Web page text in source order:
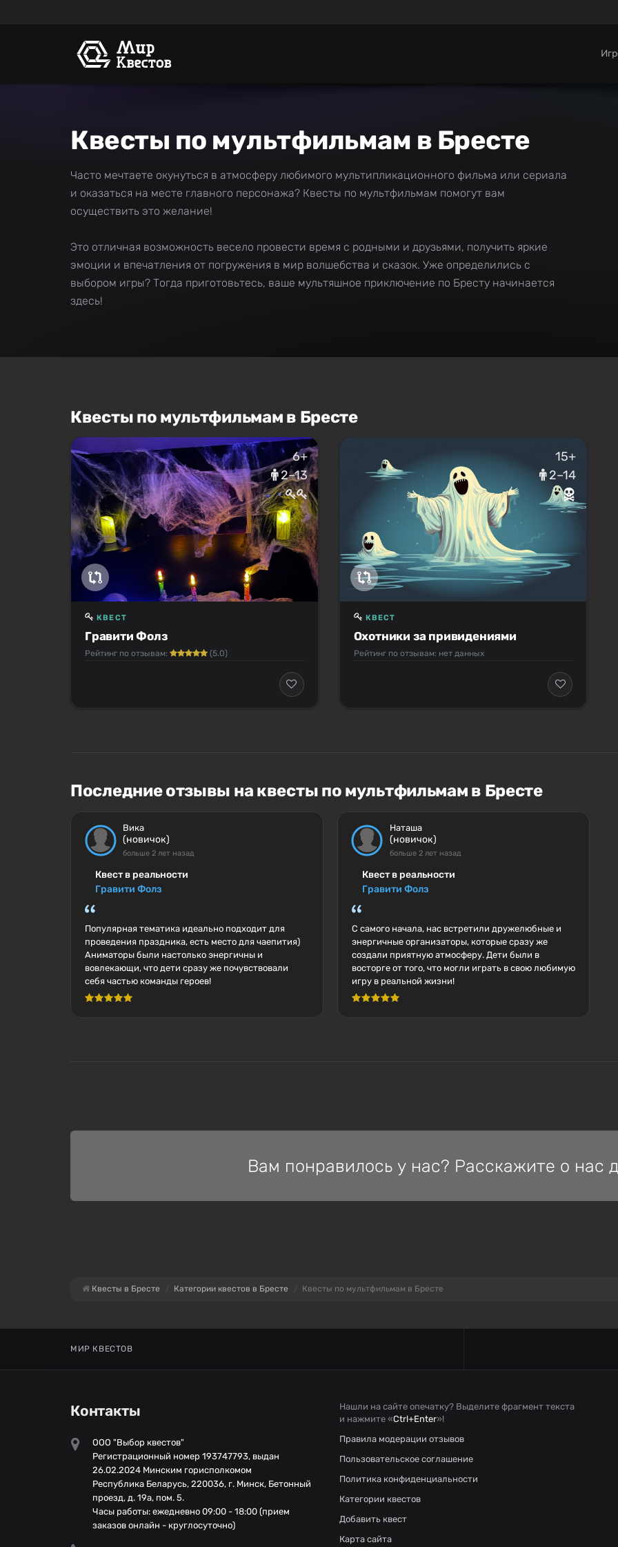
Квесты по мультфильмам в Бресте
Часто мечтаете окунуться в атмосферу любимого мультипликационного фильма или сериала
и оказаться на месте главного персонажа? Квесты по мультфильмам помогут вам
осуществить это желание!
Это отличная возможность весело провести время с родными и друзьями, получить яркие
эмоции и впечатления от погружения в мир волшебства и сказок. Уже определились с
выбором игры? Тогда приготовьтесь, ваше мультяшное приключение по Бресту начинается
здесь!
Квесты по мультфильмам в Бресте
6+
2–13
Гравити Фолз
КВЕСТ
Рейтинг по отзывам: (5.0)
15+
2–14
Охотники за привидениями
КВЕСТ
Рейтинг по отзывам: нет данных
Последние отзывы на квесты по мультфильмам в Бресте
Вика
(новичок)
больше 2 лет назад
Квест в реальности
Гравити Фолз
Популярная тематика идеально подходит для
проведения праздника, есть место для чаепития)
Аниматоры были настолько энергичны и
вовлекающи, что дети сразу же почувствовали
себя частью команды героев!
Наташа
(новичок)
больше 2 лет назад
Квест в реальности
Гравити Фолз
С самого начала, нас встретили дружелюбные и
энергичные организаторы, которые сразу же
создали приятную атмосферу. Дети были в
восторге от того, что могли играть в свою любимую
игру в реальной жизни!
Вам понравилось у нас? Расскажите о нас
Квесты в Бресте Категории квестов в Бресте Квесты по мультфильмам в Бресте
МИР КВЕСТОВ
Контакты
ООО "Выбор квестов"
Регистрационный номер 193747793, выдан
26.02.2024 Минским горисполкомом
Республика Беларусь, 220036, г. Минск, Бетонный
проезд, д. 19а, пом. 5.
Часы работы: ежедневно 09:00 - 18:00 (прием
заказов онлайн - круглосуточно)
Нашли на сайте опечатку? Выделите фрагмент текста
и нажмите «Ctrl+Enter»!
Правила модерации отзывов
Пользовательское соглашение
Политика конфиденциальности
Категории квестов
Добавить квест
Карта сайта